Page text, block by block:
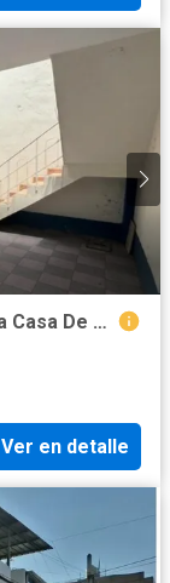
¡Atención Empresas! Se Alquila Amplia Casa De 2 Pisos En Urb. San Andrés I Etapa, Trujillo - A Una Cuadra De La Av. Juan Pablo - $2,000
Ver en detalle